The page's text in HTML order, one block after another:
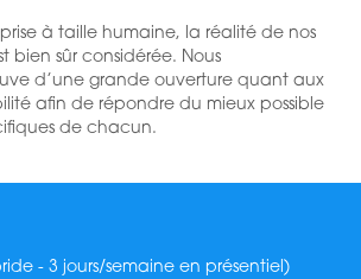
à taille humaine, la réalité de nos
bien sûr considérée. Nous
d’une grande ouverture quant aux
afin de répondre du mieux possible
de chacun.
- 3 jours/semaine en présentiel)